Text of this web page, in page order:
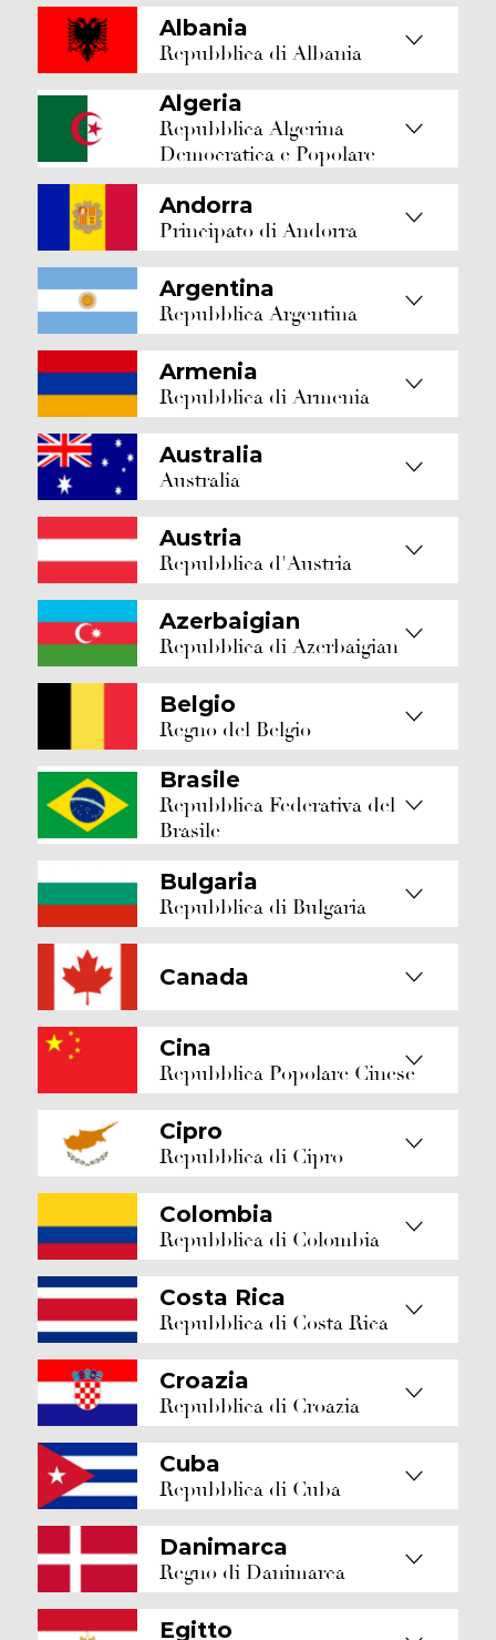
Albania
Repubblica di Albania
Algeria
Repubblica Algerina
Democratica e Popolare
Andorra
Principato di Andorra
Argentina
Repubblica Argentina
Armenia
Repubblica di Armenia
Australia
Australia
Austria
Repubblica d'Austria
Azerbaigian
Repubblica di Azerbaigian
Belgio
Regno del Belgio
Brasile
Repubblica Federativa del
Brasile
Bulgaria
Repubblica di Bulgaria
Canada
Cina
Repubblica Popolare Cinese
Cipro
Repubblica di Cipro
Colombia
Repubblica di Colombia
Costa Rica
Repubblica di Costa Rica
Croazia
Repubblica di Croazia
Cuba
Repubblica di Cuba
Danimarca
Regno di Danimarca
Egitto